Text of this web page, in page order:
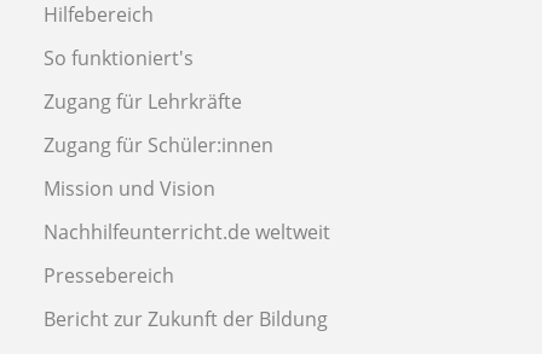
Hilfebereich
So funktioniert's
Zugang für Lehrkräfte
Zugang für Schüler:innen
Mission und Vision
Nachhilfeunterricht.de weltweit
Pressebereich
Bericht zur Zukunft der Bildung